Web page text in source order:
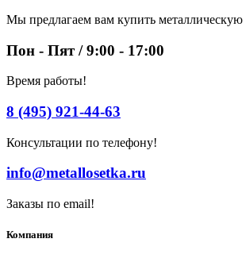
Мы предлагаем вам купить
Пон - Пят / 9:00 - 17:00
Время работы!
8 (495) 921-44-63
Консультации по телефону!
info@metallosetka.ru
Заказы по email!
Компания